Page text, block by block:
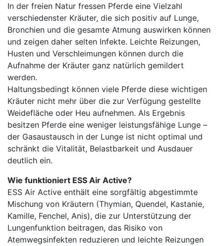
In der freien Natur fressen Pferde eine Vielzahl
verschiedenster Kräuter, die sich positiv auf Lunge,
Bronchien und die gesamte Atmung auswirken können
und zeigen daher selten Infekte. Leichte Reizungen,
Husten und Verschleimungen können durch die
Aufnahme der Kräuter ganz natürlich gemildert
werden.
Haltungsbedingt können viele Pferde diese wichtigen
Kräuter nicht mehr über die zur Verfügung gestellte
Weidefläche oder Heu aufnehmen. Als Ergebnis
besitzen Pferde eine weniger leistungsfähige Lunge –
der Gasaustausch in der Lunge ist nicht optimal und
schränkt die Vitalität, Belastbarkeit und Ausdauer
deutlich ein.
Wie funktioniert ESS Air Active?
ESS Air Active enthält eine sorgfältig abgestimmte
Mischung von Kräutern (Thymian, Quendel, Kastanie,
Kamille, Fenchel, Anis), die zur Unterstützung der
Lungenfunktion beitragen, das Risiko von
Atemwegsinfekten reduzieren und leichte Reizungen